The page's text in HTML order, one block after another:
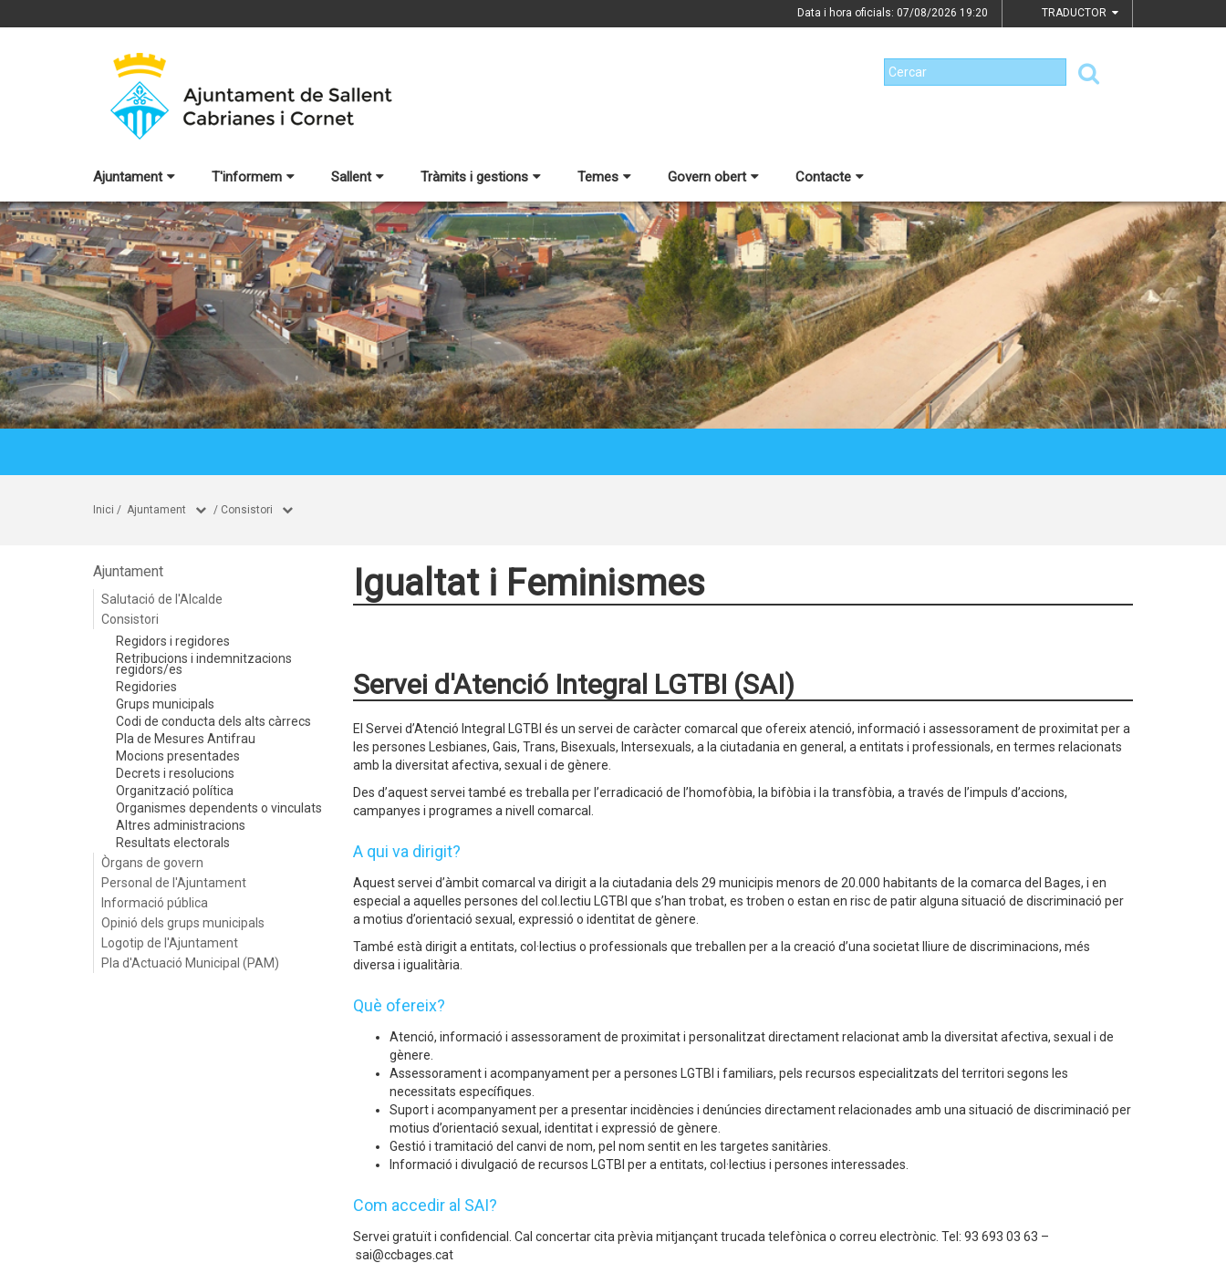
Data i hora oficials: 07/08/2026 19:20 TRADUCTOR
Ajuntament T'informem Sallent Tràmits i gestions Temes Govern obert Contacte
Inici / Ajuntament / Consistori
Ajuntament
Salutació de l'Alcalde
Consistori
Regidors i regidores
Retribucions i indemnitzacions
regidors/es
Regidories
Grups municipals
Codi de conducta dels alts càrrecs
Pla de Mesures Antifrau
Mocions presentades
Decrets i resolucions
Organització política
Organismes dependents o vinculats
Altres administracions
Resultats electorals
Òrgans de govern
Personal de l'Ajuntament
Informació pública
Opinió dels grups municipals
Logotip de l'Ajuntament
Pla d'Actuació Municipal (PAM)
Igualtat i Feminismes
Servei d'Atenció Integral LGTBI (SAI)
El Servei d’Atenció Integral LGTBI és un servei de caràcter comarcal que ofereix atenció, informació i assessorament de proximitat per a
les persones Lesbianes, Gais, Trans, Bisexuals, Intersexuals, a la ciutadania en general, a entitats i professionals, en termes relacionats
amb la diversitat afectiva, sexual i de gènere.
Des d’aquest servei també es treballa per l’erradicació de l’homofòbia, la bifòbia i la transfòbia, a través de l’impuls d’accions,
campanyes i programes a nivell comarcal.
A qui va dirigit?
Aquest servei d’àmbit comarcal va dirigit a la ciutadania dels 29 municipis menors de 20.000 habitants de la comarca del Bages, i en
especial a aquelles persones del col.lectiu LGTBI que s’han trobat, es troben o estan en risc de patir alguna situació de discriminació per
a motius d’orientació sexual, expressió o identitat de gènere.
També està dirigit a entitats, col·lectius o professionals que treballen per a la creació d’una societat lliure de discriminacions, més
diversa i igualitària.
Què ofereix?
Atenció, informació i assessorament de proximitat i personalitzat directament relacionat amb la diversitat afectiva, sexual i de
gènere.
Assessorament i acompanyament per a persones LGTBI i familiars, pels recursos especialitzats del territori segons les
necessitats específiques.
Suport i acompanyament per a presentar incidències i denúncies directament relacionades amb una situació de discriminació per
motius d’orientació sexual, identitat i expressió de gènere.
Gestió i tramitació del canvi de nom, pel nom sentit en les targetes sanitàries.
Informació i divulgació de recursos LGTBI per a entitats, col·lectius i persones interessades.
Com accedir al SAI?
Servei gratuït i confidencial. Cal concertar cita prèvia mitjançant trucada telefònica o correu electrònic. Tel: 93 693 03 63 –
sai@ccbages.cat